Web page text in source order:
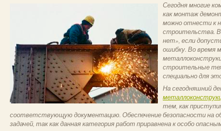
Сегодня многие
как монтаж
можно отнести к
строительства.
нет», если
ошибку. Во время
строительные
специально для
На сегодняшний
тем, как
соответствующую документацию. Обеспечение безопасности на
задачей, так как данная категория работ приравнена к особо